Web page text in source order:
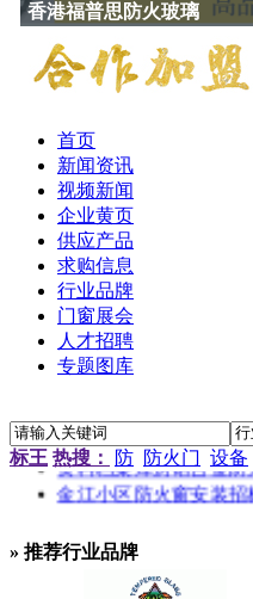
香港福普思防火玻璃
首页
新闻资讯
视频新闻
企业黄页
供应产品
求购信息
行业品牌
门窗展会
人才招聘
专题图库
标王 热搜： 防 防火门 设备
“新居工程”塑钢门窗工
南京通信研发基地防火
资料档案库房铝合金防
金江小区防火窗安装招
» 推荐行业品牌